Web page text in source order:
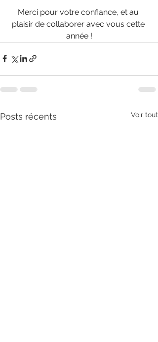
Merci pour votre confiance, et au
plaisir de collaborer avec vous cette
année !
Posts récents Voir tout